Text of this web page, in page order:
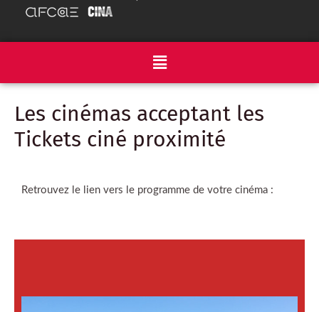
Les cinémas acceptant les
Tickets ciné proximité
Retrouvez le lien vers le programme de votre cinéma :